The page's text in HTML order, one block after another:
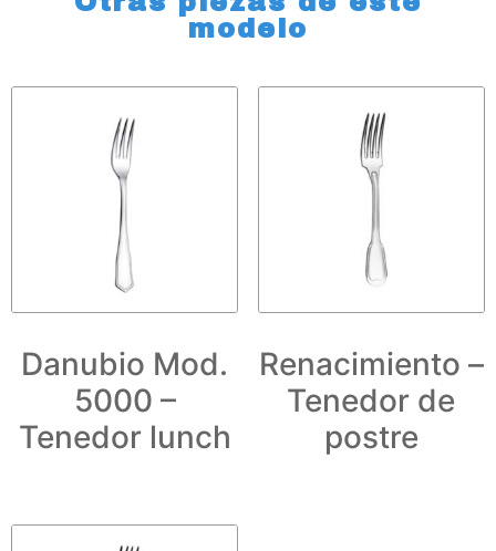
modelo
Danubio Mod.
5000 –
Tenedor lunch
Renacimiento –
Tenedor de
postre